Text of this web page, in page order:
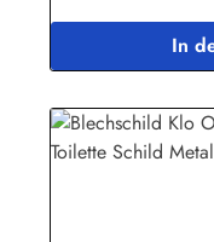
Lebensdauer ist
lizensierte
Veranstalter hat
Industrie BPPM
In